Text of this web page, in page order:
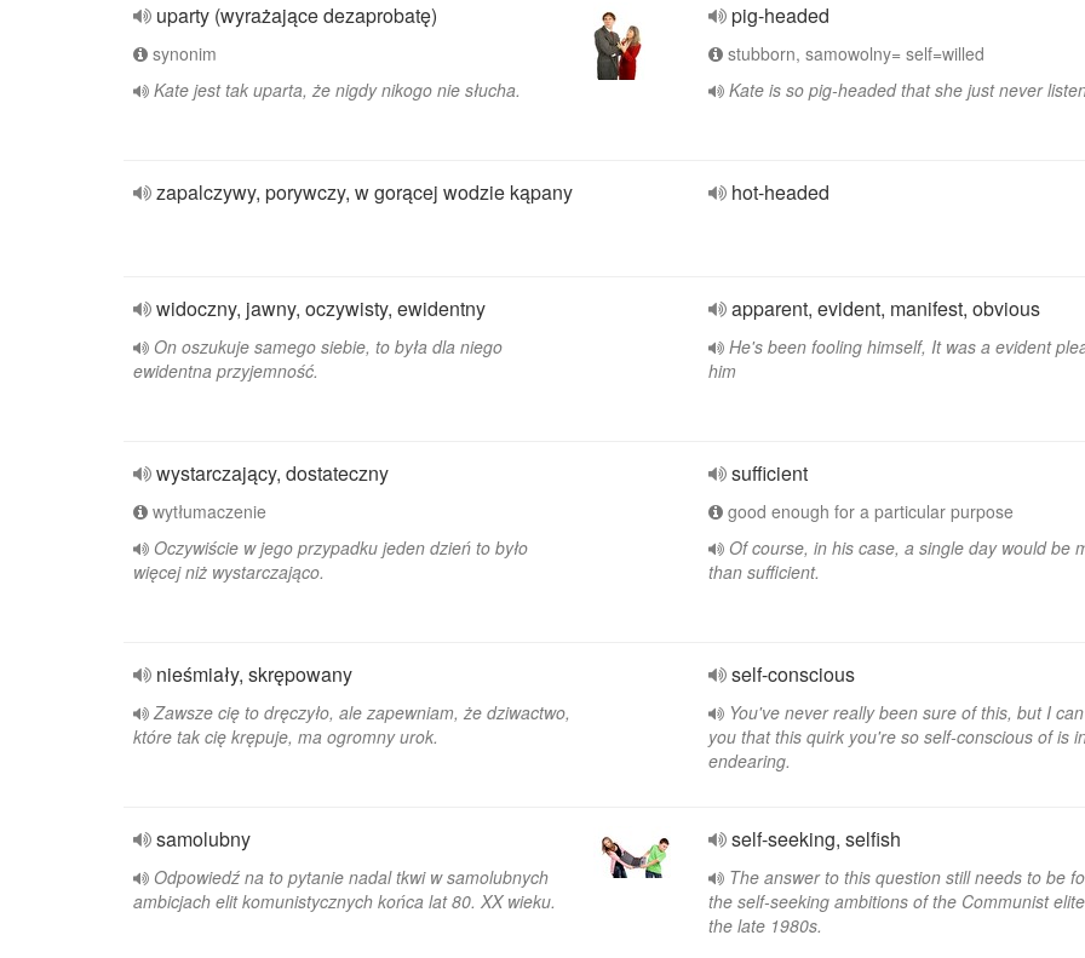
uparty (wyrażające dezaprobatę)
synonim
Kate jest tak uparta, że nigdy nikogo nie słucha.
pig-headed
stubborn, samowolny= self=willed
Kate is so pig-headed that she just never
zapalczywy, porywczy, w gorącej wodzie kąpany hot-headed
widoczny, jawny, oczywisty, ewidentny
On oszukuje samego siebie, to była dla niego
ewidentna przyjemność.
apparent, evident, manifest, obvious
He's been fooling himself, It was a evident
him
wystarczający, dostateczny
wytłumaczenie
Oczywiście w jego przypadku jeden dzień to było
więcej niż wystarczająco.
sufficient
good enough for a particular purpose
Of course, in his case, a single day would be
than sufficient.
nieśmiały, skrępowany
Zawsze cię to dręczyło, ale zapewniam, że dziwactwo,
które tak cię krępuje, ma ogromny urok.
self-conscious
You've never really been sure of this, but I
you that this quirk you're so self-conscious of is
endearing.
samolubny
Odpowiedź na to pytanie nadal tkwi w samolubnych
ambicjach elit komunistycznych końca lat 80. XX wieku.
self-seeking, selfish
The answer to this question still needs to be
the self-seeking ambitions of the Communist
the late 1980s.